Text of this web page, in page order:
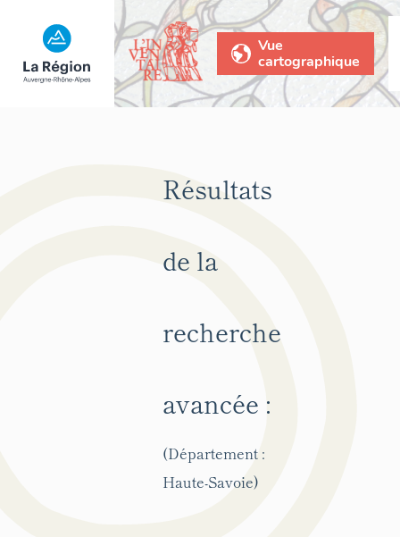
Vue
cartographique
Résultats
de la
recherche
avancée :
(Département :
Haute-Savoie)